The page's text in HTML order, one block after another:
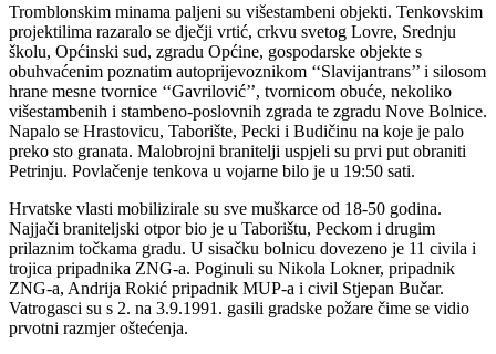
Tromblonskim minama paljeni su višestambeni objekti. Tenkovskim
projektilima razaralo se dječji vrtić, crkvu svetog Lovre, Srednju
školu, Općinski sud, zgradu Općine, gospodarske objekte s
obuhvaćenim poznatim autoprijevoznikom ‘‘Slavijantrans’’ i silosom
hrane mesne tvornice ‘‘Gavrilović’’, tvornicom obuće, nekoliko
višestambenih i stambeno-poslovnih zgrada te zgradu Nove Bolnice.
Napalo se Hrastovicu, Taborište, Pecki i Budičinu na koje je palo
preko sto granata. Malobrojni branitelji uspjeli su prvi put obraniti
Petrinju. Povlačenje tenkova u vojarne bilo je u 19:50 sati.
Hrvatske vlasti mobilizirale su sve muškarce od 18-50 godina.
Najjači braniteljski otpor bio je u Taborištu, Peckom i drugim
prilaznim točkama gradu. U sisačku bolnicu dovezeno je 11 civila i
trojica pripadnika ZNG-a. Poginuli su Nikola Lokner, pripadnik
ZNG-a, Andrija Rokić pripadnik MUP-a i civil Stjepan Bučar.
Vatrogasci su s 2. na 3.9.1991. gasili gradske požare čime se vidio
prvotni razmjer oštećenja.